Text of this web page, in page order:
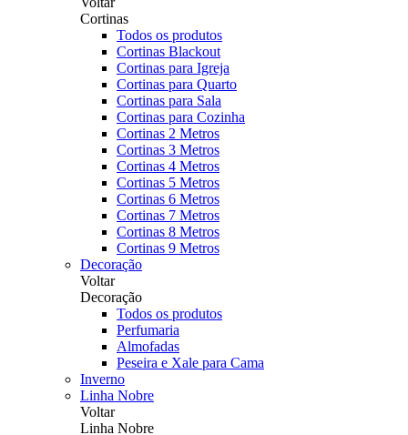
Cortinas
Todos os produtos
Cortinas Blackout
Cortinas para Igreja
Cortinas para Quarto
Cortinas para Sala
Cortinas para Cozinha
Cortinas 2 Metros
Cortinas 3 Metros
Cortinas 4 Metros
Cortinas 5 Metros
Cortinas 6 Metros
Cortinas 7 Metros
Cortinas 8 Metros
Cortinas 9 Metros
Decoração
Voltar
Decoração
Todos os produtos
Perfumaria
Almofadas
Peseira e Xale para Cama
Inverno
Linha Nobre
Voltar
Linha Nobre